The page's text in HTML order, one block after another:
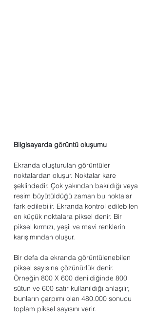
Bilgisayarda görüntü oluşumu
Ekranda oluşturulan görüntüler
noktalardan oluşur. Noktalar kare
şeklindedir. Çok yakından bakıldığı veya
resim büyütüldüğü zaman bu noktalar
fark edilebilir. Ekranda kontrol edilebilen
en küçük noktalara piksel denir. Bir
piksel kırmızı, yeşil ve mavi renklerin
karışımından oluşur.
Bir defa da ekranda görüntülenebilen
piksel sayısına çözünürlük denir.
Örneğin 800 X 600 denildiğinde 800
sütun ve 600 satır kullanıldığı anlaşılır,
bunların çarpımı olan 480.000 sonucu
toplam piksel sayısını verir.